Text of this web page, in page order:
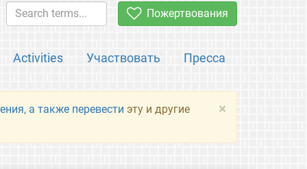
Пожертвования
Activities Участвовать Пресса
×
а также перевести эту и другие